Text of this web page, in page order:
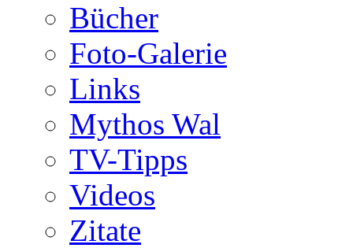
Bücher
Foto-Galerie
Links
Mythos Wal
TV-Tipps
Videos
Zitate